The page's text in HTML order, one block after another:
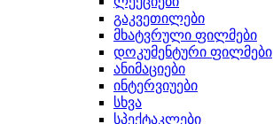
გაკვეთილები
მხატვრული ფილმები
დოკუმენტური ფილმები
ანიმაციები
ინტერვიუები
სხვა
სპექტაკლები